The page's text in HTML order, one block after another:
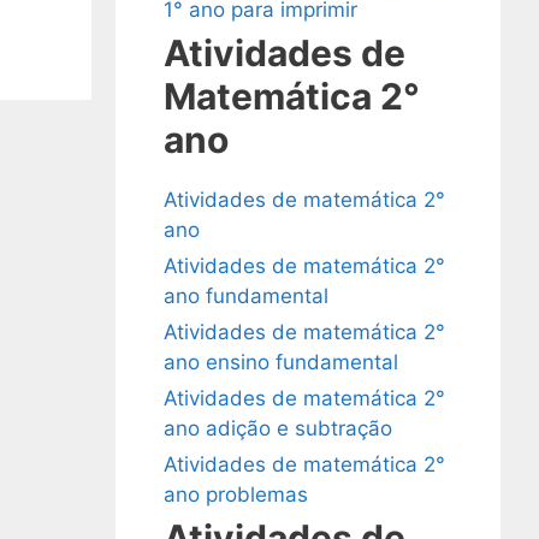
1° ano para imprimir
Atividades de
Matemática 2°
ano
Atividades de matemática 2°
ano
Atividades de matemática 2°
ano fundamental
Atividades de matemática 2°
ano ensino fundamental
Atividades de matemática 2°
ano adição e subtração
Atividades de matemática 2°
ano problemas